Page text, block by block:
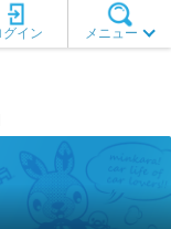
メニュー
グイン